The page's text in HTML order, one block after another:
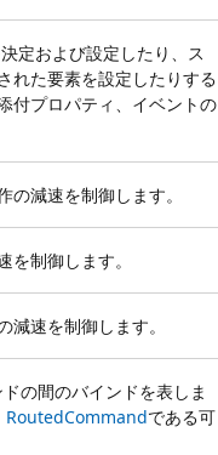
定および設定したり、ス
れた要素を設定したりする
付プロパティ、イベントの
減速を制御します。
を制御します。
速を制御します。
の間のバインドを表しま
RoutedCommandである可